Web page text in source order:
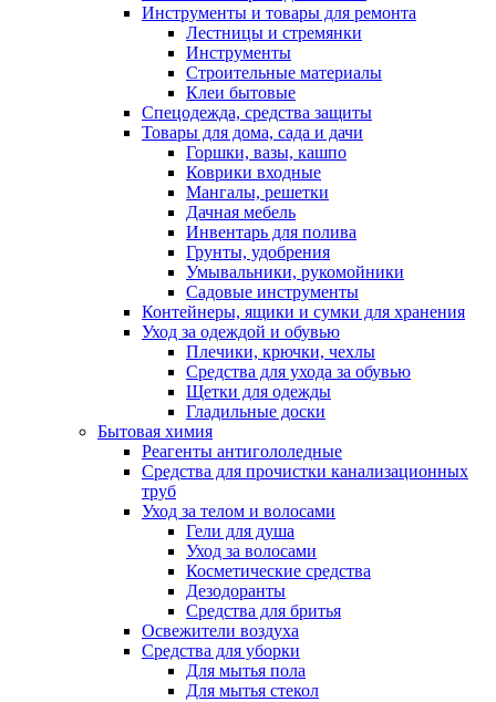
Инструменты и товары для ремонта
Лестницы и стремянки
Инструменты
Строительные материалы
Клеи бытовые
Спецодежда, средства защиты
Товары для дома, сада и дачи
Горшки, вазы, кашпо
Коврики входные
Мангалы, решетки
Дачная мебель
Инвентарь для полива
Грунты, удобрения
Умывальники, рукомойники
Садовые инструменты
Контейнеры, ящики и сумки для хранения
Уход за одеждой и обувью
Плечики, крючки, чехлы
Средства для ухода за обувью
Щетки для одежды
Гладильные доски
Бытовая химия
Реагенты антигололедные
Средства для прочистки канализационных
труб
Уход за телом и волосами
Гели для душа
Уход за волосами
Косметические средства
Дезодоранты
Средства для бритья
Освежители воздуха
Средства для уборки
Для мытья пола
Для мытья стекол